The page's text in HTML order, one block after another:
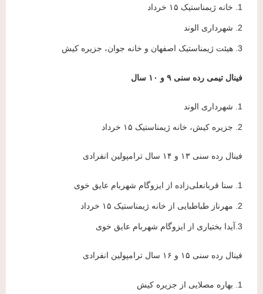
1. خانه ژیمناستیک ۱۵ خرداد
2. شهرداری الوند
3. هیئت ژیمناستیک اصفهان و خانه جوان، جزیره کیش
فینال تیمی رده سنی ۹ و ۱۰ سال
1. شهرداری الوند
2. جزیره کیش، خانه ژیمناستیک ۱۵ خرداد
فینال رده سنی ۱۳ و ۱۴ سال ترامپولین انفرادی
1. سنا قربانعلی‌زاده از ایزوگام شهربام عایق خوی
2. مهرناز طباطبایی از خانه ژیمناستیک ۱۵ خرداد
3.آیدا بختیاری از ایزوگام شهربام عایق خوی
فینال رده سنی ۱۵ و ۱۶ سال ترامپولین انفرادی
1. بهاره مصلایی از جزیره کیش